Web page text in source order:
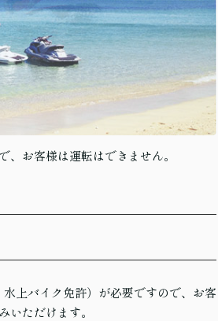
、お客様は運転はできません。
上バイク免許）が必要ですので、お客
いただけます。